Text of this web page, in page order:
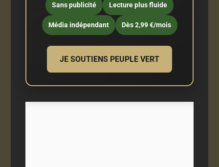
Sans publicité Lecture plus fluide
Média indépendant Dès 2,99 €/mois
JE SOUTIENS PEUPLE VERT